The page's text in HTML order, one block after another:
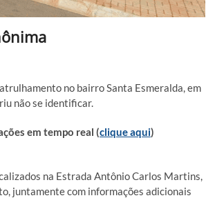
no bairro Santa Esmeralda, em
não se identificar.
em tempo real (clique aqui)
na Estrada Antônio Carlos Martins,
juntamente com informações adicionais